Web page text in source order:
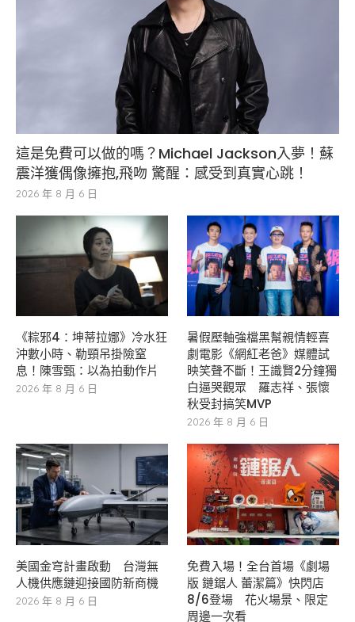
這是免費可以做的嗎？Michael Jackson入夢！蘇
震洋獲偶像擁抱,飛吻 驚醒：感受到真實心跳！
2026 年 8 月 6 日
《粽邪4：坤蒂拉娜》冷水狂
沖數小時、勒頸吊掛險窒
息！陳雪甄：以為拍動作片
2026 年 8 月 6 日
暑假壓軸強檔黑幫親情輕喜
劇電影《網紅老爸》媒體試
映笑聲不斷！王識賢2分鐘獨
白逼哭觀眾 羅志祥、張懷
秋受封搞笑MVP
2026 年 8 月 6 日
美國金穹計畫啟動 台灣無
人機供應鏈迎接國防新商機
2026 年 8 月 6 日
免費入場！全台首場《劇場
版 鏈鋸人 蕾潔篇》快閃店
8/6登場 花火場景、限定
周邊一次看